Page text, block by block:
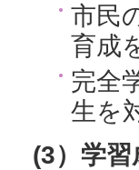
市民
育成
完全
生を
(3）学